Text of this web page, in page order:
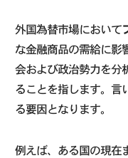
外国為替市場において
な金融商品の需給に影
会および政治勢力を分
ることを指します。言
る要因となります。
例えば、ある国の現在